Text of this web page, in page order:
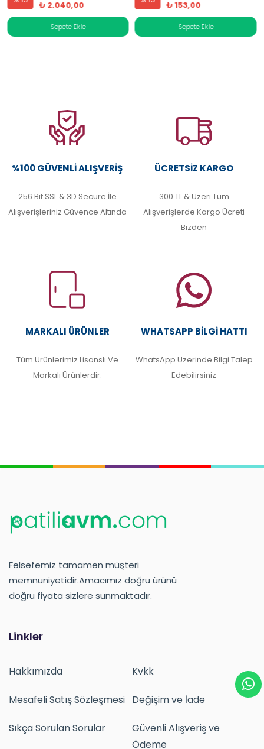
₺ 2.040,00
₺ 153,00
%100 GÜVENLI ALIŞVERIŞ
256 Bit SSL & 3D Secure İle
Alışverişleriniz Güvence Altında
ÜCRETSIZ KARGO
300 TL & Üzeri Tüm
Alışverişlerde Kargo Ücreti
Bizden
MARKALI ÜRÜNLER
Tüm Ürünlerimiz Lisanslı Ve
Markalı Ürünlerdir.
WHATSAPP BILGI HATTI
WhatsApp Üzerinde Bilgi Talep
Edebilirsiniz
Felsefemiz tamamen müşteri
memnuniyetidir.Amacımız doğru ürünü
doğru fiyata sizlere sunmaktadır.
Linkler
Hakkımızda Kvkk
Mesafeli Satış Sözleşmesi Değişim ve İade
Sıkça Sorulan Sorular
Güvenli Alışveriş ve
Ödeme